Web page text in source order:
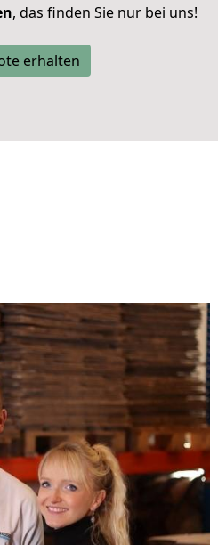
, das finden Sie nur bei uns!
erhalten